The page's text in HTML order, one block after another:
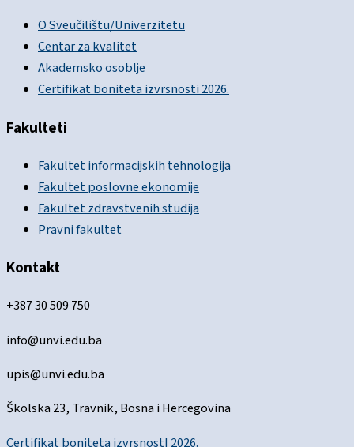
O Sveučilištu/Univerzitetu
Centar za kvalitet
Akademsko osoblje
Certifikat boniteta izvrsnosti 2026.
Fakulteti
Fakultet informacijskih tehnologija
Fakultet poslovne ekonomije
Fakultet zdravstvenih studija
Pravni fakultet
Kontakt
+387 30 509 750
info@unvi.edu.ba
upis@unvi.edu.ba
Školska 23, Travnik, Bosna i Hercegovina
Certifikat boniteta izvrsnostI 2026.